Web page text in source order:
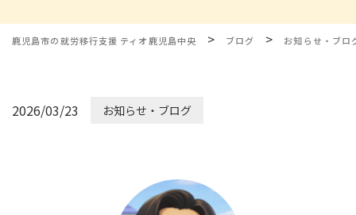
鹿児島市の就労移行支援 ティオ鹿児島中央 > ブログ > お知らせ・ブロ
2026/03/23 お知らせ・ブログ